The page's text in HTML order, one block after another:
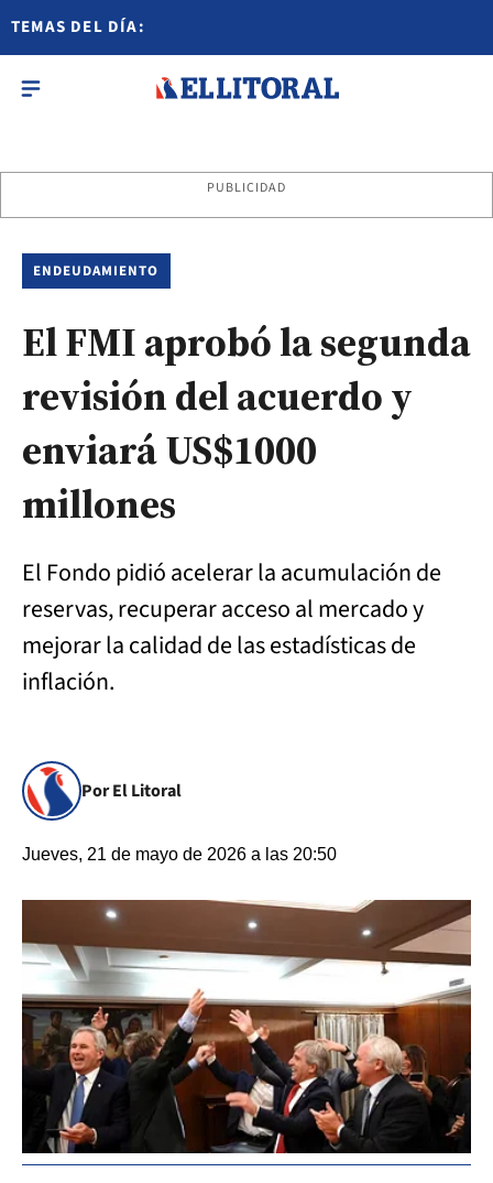
TEMAS DEL DÍA:
PUBLICIDAD
ENDEUDAMIENTO
El FMI aprobó la segunda
revisión del acuerdo y
enviará US$1000
millones
El Fondo pidió acelerar la acumulación de
reservas, recuperar acceso al mercado y
mejorar la calidad de las estadísticas de
inflación.
Por El Litoral
Jueves, 21 de mayo de 2026 a las 20:50